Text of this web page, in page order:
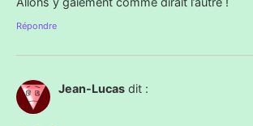
Répondre
Jean-Lucas dit :